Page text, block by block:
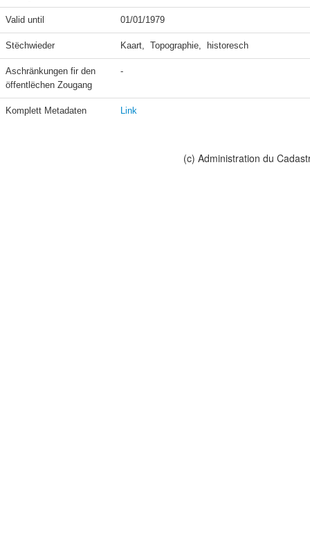
Valid until 01/01/1979
Stëchwieder Kaart,  Topographie,  historesch
Aschränkungen fir den
öffentlëchen Zougang
-
Komplett Metadaten Link
(c) Administration du